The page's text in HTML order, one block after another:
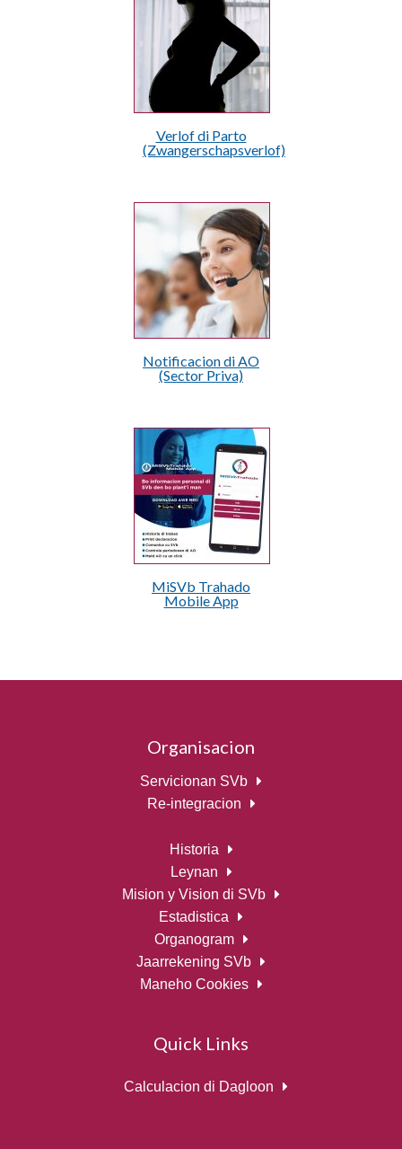
Verlof di Parto
(Zwangerschapsverlof)
Notificacion di AO
(Sector Priva)
MiSVb Trahado
Mobile App
Organisacion
Servicionan SVb
Re-integracion
Historia
Leynan
Mision y Vision di SVb
Estadistica
Organogram
Jaarrekening SVb
Maneho Cookies
Quick Links
Calculacion di Dagloon